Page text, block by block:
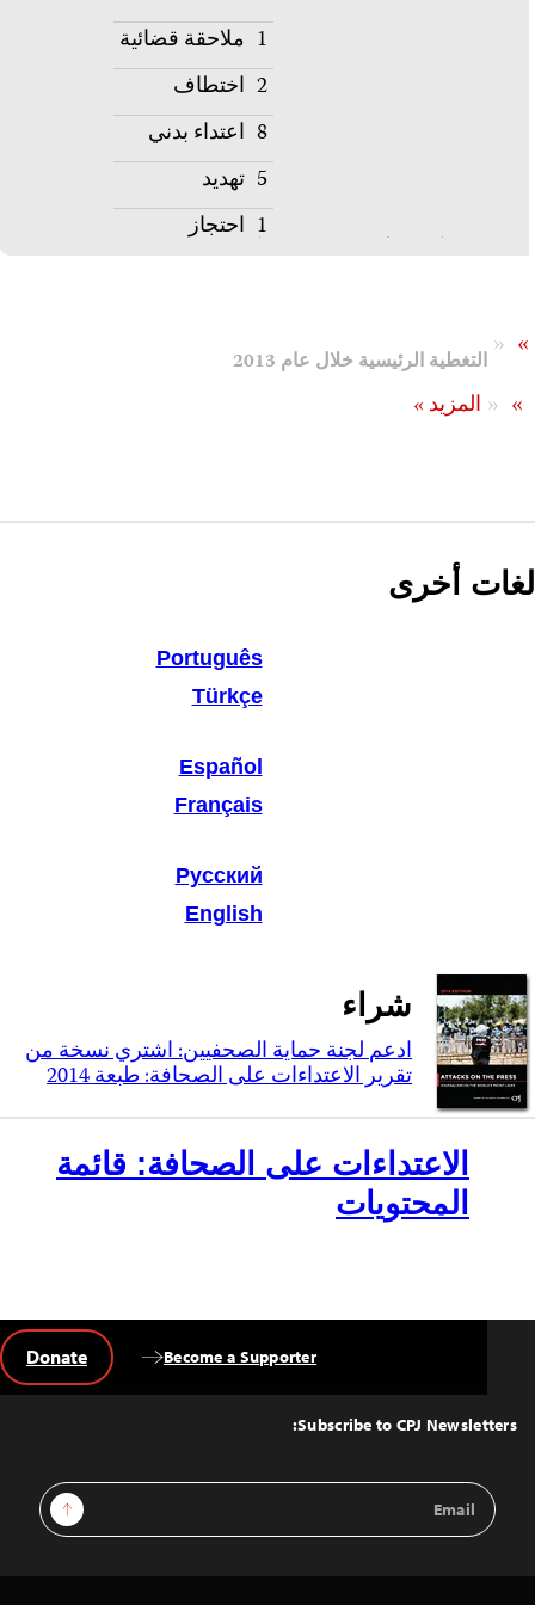
1 ملاحقة قضائية
2 اختطاف
8 اعتداء بدني
5 تهديد
1 احتجاز
»
« التغطية الرئيسية خلال عام 2013
»
« المزيد »
لغات أخرى
Português
Türkçe
Español
Français
Русский
English
شراء
ادعم لجنة حماية الصحفيين: اشتري نسخة من
تقرير الاعتداءات على الصحافة: طبعة 2014
الاعتداءات على الصحافة: قائمة
المحتويات
Top
Subscribe to CPJ Newsletters:
Email
Address
Sign Up
Become a Supporter
Donate